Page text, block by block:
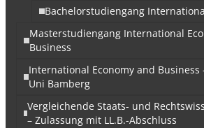
Bachelorstudiengang
Masterstudiengang International
Business
International Economy and Business
Uni Bamberg
Vergleichende Staats- und
– Zulassung mit LL.B.-Abschluss